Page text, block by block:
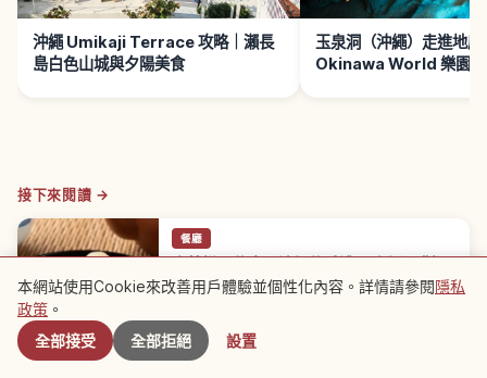
沖繩 Umikaji Terrace 攻略｜瀨長
島白色山城與夕陽美食
玉泉洞（沖繩）走進地底
Okinawa World 樂園
接下來閱讀 →
餐廳
南
品，源於琉球王朝首里城宮廷料理人之手。原料為麵
粉等穀粉、砂糖與豬油，沖繩豬油中油酸賦予醇厚風
味。經典原味外有鹽味、黑糖、紅芋等沖繩風味，造
沖繩縣
附近景點
本網站使用Cookie來改善用戶體驗並個性化內容。詳情請參閱隱私
政策 。
全部接受
全部拒絕 設置